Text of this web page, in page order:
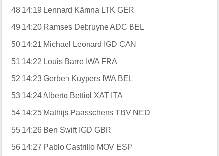
48 14:19 Lennard Kämna LTK GER
49 14:20 Ramses Debruyne ADC BEL
50 14:21 Michael Leonard IGD CAN
51 14:22 Louis Barre IWA FRA
52 14:23 Gerben Kuypers IWA BEL
53 14:24 Alberto Bettiol XAT ITA
54 14:25 Mathijs Paasschens TBV NED
55 14:26 Ben Swift IGD GBR
56 14:27 Pablo Castrillo MOV ESP